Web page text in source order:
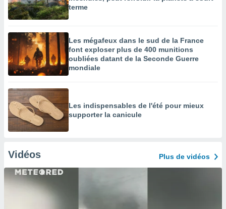
terme
Les mégafeux dans le sud de la France
font exploser plus de 400 munitions
oubliées datant de la Seconde Guerre
mondiale
Les indispensables de l'été pour mieux
supporter la canicule
Vidéos Plus de vidéos